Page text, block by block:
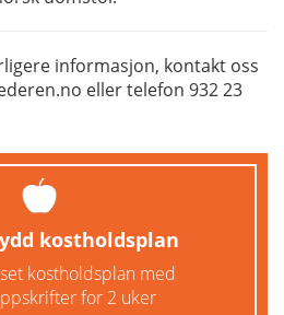
informasjon, kontakt oss
eller telefon 932 23
kostholdsplan
kostholdsplan med
for 2 uker